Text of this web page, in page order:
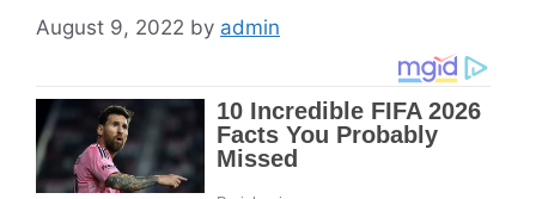
August 9, 2022 by admin